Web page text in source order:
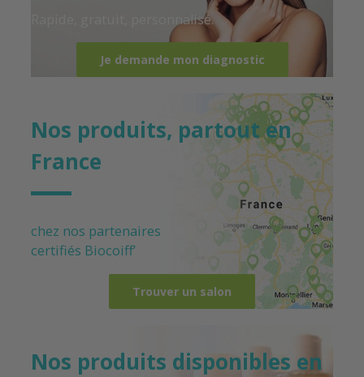
Rapide, gratuit, personnalisé.
Je demande mon diagnostic
Nos produits, partout en
France
chez nos partenaires
certifiés Biocoiff’
Trouver un salon
Nos produits disponibles en